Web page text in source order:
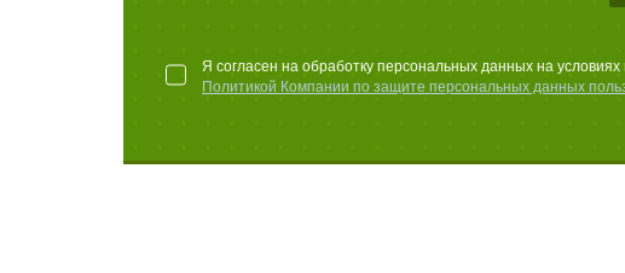
Я согласен на обработку персональных данных на
Политикой Компании по защите персональных данных